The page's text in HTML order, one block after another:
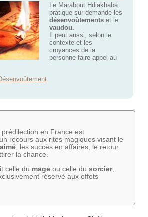
Le Marabout Hdiakhaba,
pratique sur demande les
désenvoûtementset le
vaudou.
Il peut aussi, selon le
contexte et les
croyances de la
personne faire appel au
en France est
recours aux rites magiques visant le
, les succès en affaires, le retour
la chance.
celle du mageou celle du sorcier,
réservé aux effets